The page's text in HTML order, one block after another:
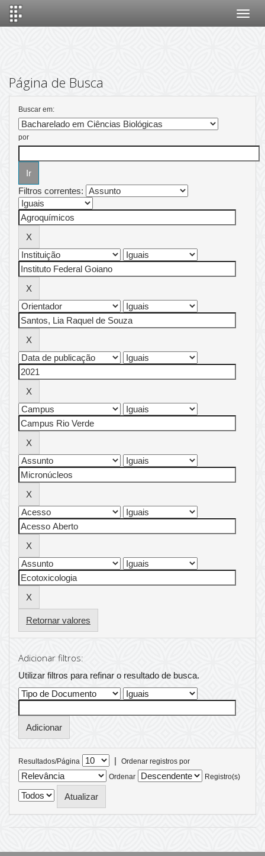
Página de Busca
Buscar em:
por
Filtros correntes:
Retornar valores
Adicionar filtros:
Utilizar filtros para refinar o resultado de busca.
Resultados/Página |
Ordenar registros por
Ordenar
Registro(s)